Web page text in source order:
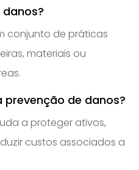
conjunto de práticas
materiais ou
de danos?
a proteger ativos,
custos associados a